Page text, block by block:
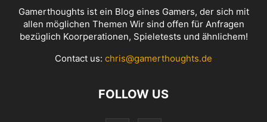
Gamerthoughts ist ein Blog eines Gamers, der sich mit
allen möglichen Themen Wir sind offen für Anfragen
bezüglich Koorperationen, Spieletests und ähnlichem!
Contact us: chris@gamerthoughts.de
FOLLOW US